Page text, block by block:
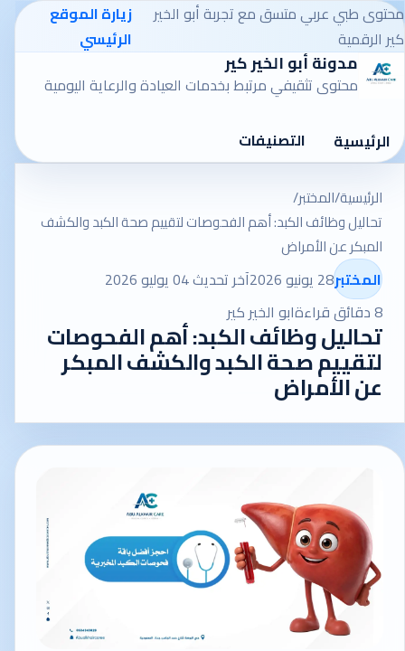
محتوى طبي عربي متسق مع تجربة أبو الخير
كير الرقمية
زيارة الموقع
الرئيسي
مدونة أبو الخير كير
محتوى تثقيفي مرتبط بخدمات العيادة والرعاية اليومية
الرئيسية التصنيفات
الرئيسية/المختبر/
تحاليل وظائف الكبد: أهم الفحوصات لتقييم صحة الكبد والكشف
المبكر عن الأمراض
المختبر28 يونيو 2026
آخر تحديث 04 يوليو 2026
8 دقائق قراءة
ابو الخير كير
تحاليل وظائف الكبد: أهم الفحوصات
لتقييم صحة الكبد والكشف المبكر
عن الأمراض